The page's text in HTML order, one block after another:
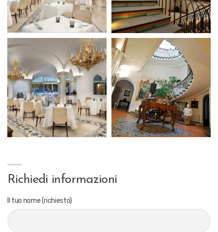
Richiedi informazioni
Il tuo nome (richiesto)